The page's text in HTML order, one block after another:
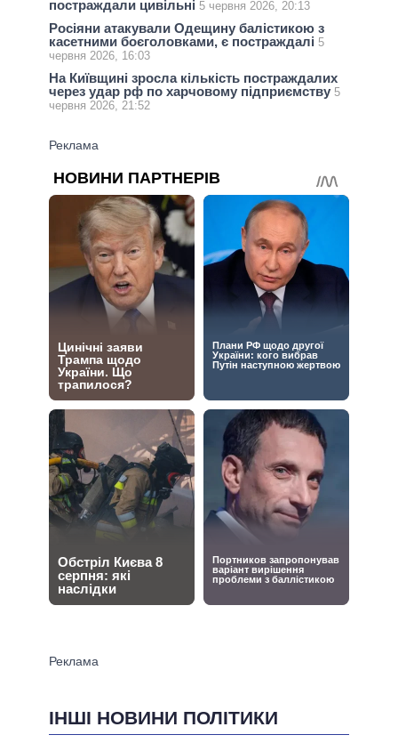
постраждали цивільні 5 червня 2026, 20:13
Росіяни атакували Одещину балістикою з
касетними боєголовками, є постраждалі 5
червня 2026, 16:03
На Київщині зросла кількість постраждалих
через удар рф по харчовому підприємству 5
червня 2026, 21:52
ІНШІ НОВИНИ ПОЛІТИКИ